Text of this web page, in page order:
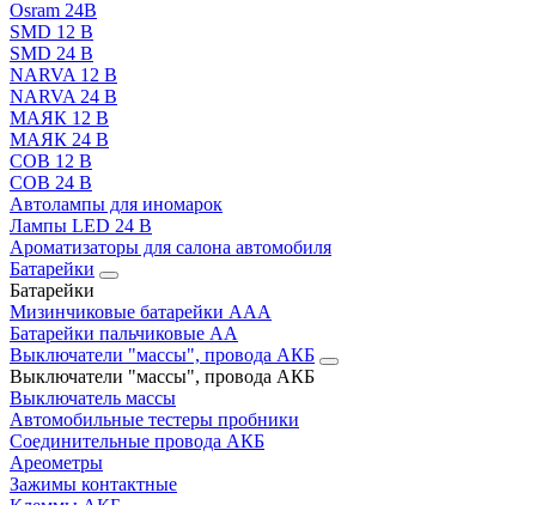
Osram 24В
SMD 12 В
SMD 24 В
NARVA 12 В
NARVA 24 В
МАЯК 12 В
МАЯК 24 В
COB 12 В
COB 24 В
Автолампы для иномарок
Лампы LED 24 B
Ароматизаторы для салона автомобиля
Батарейки
Батарейки
Мизинчиковые батарейки AAA
Батарейки пальчиковые АА
Выключатели "массы", провода АКБ
Выключатели "массы", провода АКБ
Выключатель массы
Автомобильные тестеры пробники
Соединительные провода АКБ
Ареометры
Зажимы контактные